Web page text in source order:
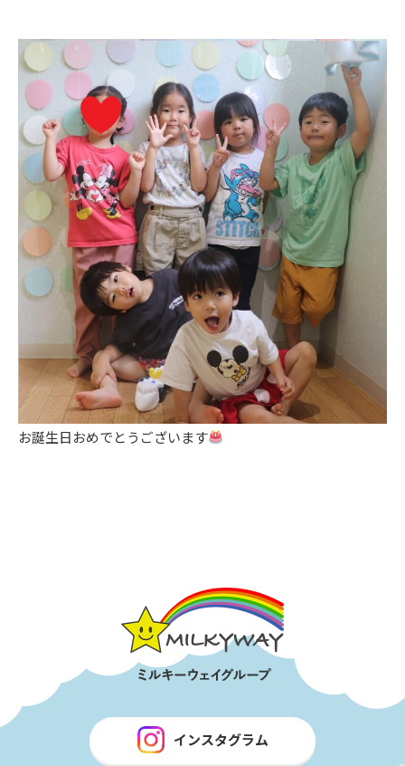
お誕生日おめでとうございます
インスタグラム